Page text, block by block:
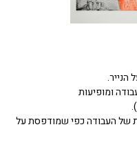
הנייר.
ומופיעות
של העבודה כפי שמודפסת על